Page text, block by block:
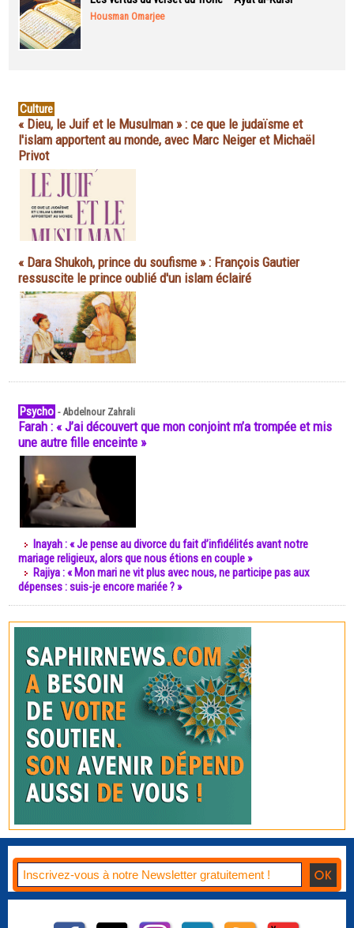
Housman Omarjee
Culture
« Dieu, le Juif et le Musulman » : ce que le judaïsme et
l'islam apportent au monde, avec Marc Neiger et Michaël
Privot
« Dara Shukoh, prince du soufisme » : François Gautier
ressuscite le prince oublié d'un islam éclairé
Psycho -Abdelnour Zahrali
Farah : « J’ai découvert que mon conjoint m’a trompée et mis
une autre fille enceinte »
Inayah : « Je pense au divorce du fait d’infidélités avant notre
mariage religieux, alors que nous étions en couple »
Rajiya : « Mon mari ne vit plus avec nous, ne participe pas aux
dépenses : suis-je encore mariée ? »